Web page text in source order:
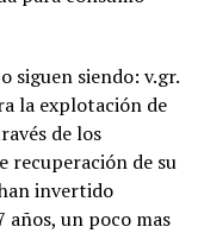
siguen siendo: v.gr.
la explotación de
de los
recuperación de su
invertido
un poco mas